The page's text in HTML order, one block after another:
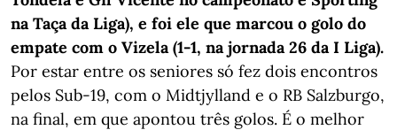
na Taça da Liga), e foi ele que marcou o golo do
empate com o Vizela (1-1, na jornada 26 da I Liga).
Por estar entre os seniores só fez dois encontros
pelos Sub-19, com o Midtjylland e o RB Salzburgo,
na final, em que apontou três golos. É o melhor